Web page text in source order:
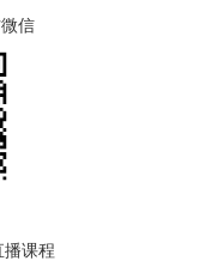
信
播课程